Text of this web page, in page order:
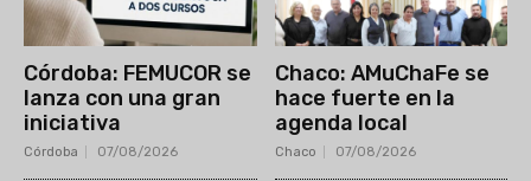
Córdoba: FEMUCOR se
lanza con una gran
iniciativa
Córdoba 07/08/2026
Chaco: AMuChaFe se
hace fuerte en la
agenda local
Chaco 07/08/2026